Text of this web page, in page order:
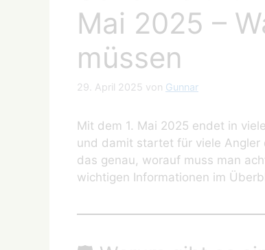
Mai 2025 –
müssen
29. April 2025 von Gunnar
Mit dem 1. Mai 2025 endet in
und damit startet für viele Angler
das genau, worauf muss man
wichtigen Informationen im